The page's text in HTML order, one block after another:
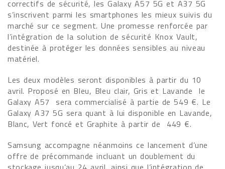
correctifs de sécurité, les Galaxy A57 5G et A37 5G
s’inscrivent parmi les smartphones les mieux suivis du
marché sur ce segment. Une promesse renforcée par
l’intégration de la solution de sécurité Knox Vault,
destinée à protéger les données sensibles au niveau
matériel.
Les deux modèles seront disponibles à partir du 10
avril. Proposé en Bleu, Bleu clair, Gris et Lavande le
Galaxy A57 sera commercialisé à partie de 549 €. Le
Galaxy A37 5G sera quant à lui disponible en Lavande,
Blanc, Vert foncé et Graphite à partir de 449 €.
Samsung accompagne néanmoins ce lancement d’une
offre de précommande incluant un doublement du